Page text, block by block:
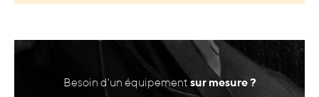
Besoin d'un équipement sur mesure ?